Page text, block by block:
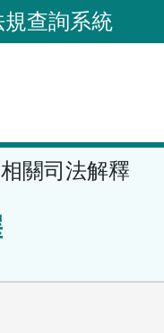
規查詢系統
相關司法解釋